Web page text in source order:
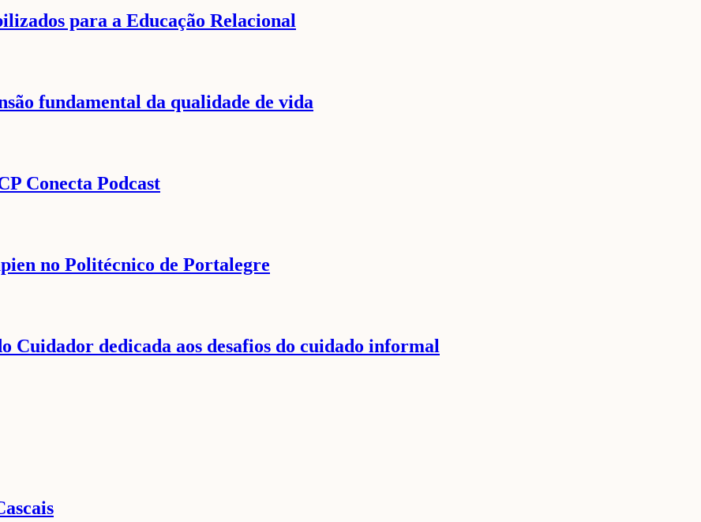
para a Educação Relacional
fundamental da qualidade de vida
Conecta Podcast
no Politécnico de Portalegre
Cuidador dedicada aos desafios do cuidado informal